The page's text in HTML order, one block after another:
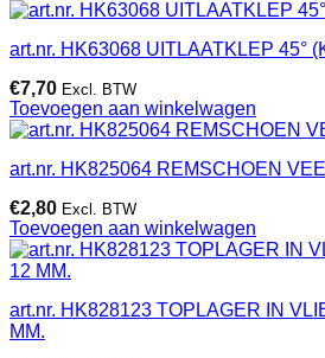
art.nr. HK63068 UITLAATKLEP 45°
€7,70 Excl. BTW
Toevoegen aan winkelwagen
art.nr. HK825064 REMSCHOEN
€2,80 Excl. BTW
Toevoegen aan winkelwagen
art.nr. HK828123 TOPLAGER IN
MM.